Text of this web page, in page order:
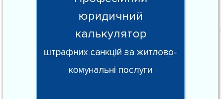
юридичний
калькулятор
штрафних санкцій за житлово-
комунальні послуги